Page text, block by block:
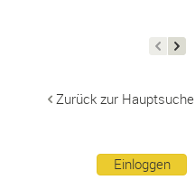
Zurück zur Hauptsuche
Einloggen